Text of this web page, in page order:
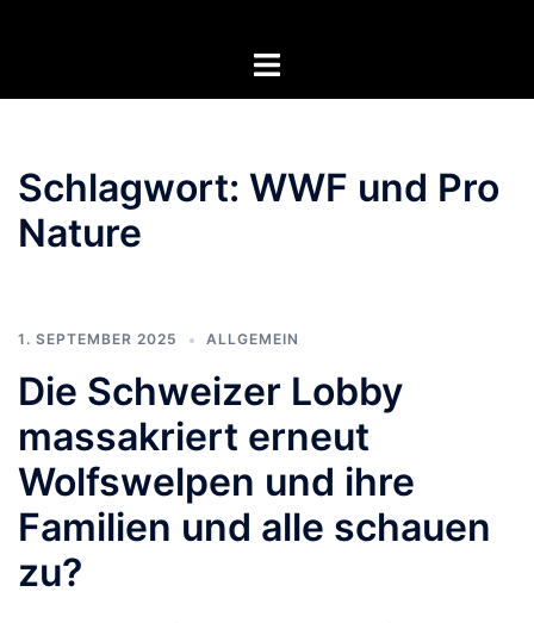
Menü
Schlagwort: WWF und Pro
Nature
1. SEPTEMBER 2025 ALLGEMEIN
Die Schweizer Lobby
massakriert erneut
Wolfswelpen und ihre
Familien und alle schauen
zu?